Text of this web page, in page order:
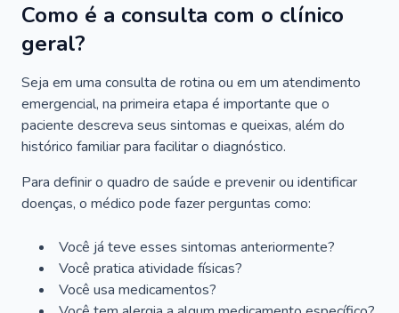
Como é a consulta com o clínico
geral?
Seja em uma consulta de rotina ou em um atendimento
emergencial, na primeira etapa é importante que o
paciente descreva seus sintomas e queixas, além do
histórico familiar para facilitar o diagnóstico.
Para definir o quadro de saúde e prevenir ou identificar
doenças, o médico pode fazer perguntas como:
Você já teve esses sintomas anteriormente?
Você pratica atividade físicas?
Você usa medicamentos?